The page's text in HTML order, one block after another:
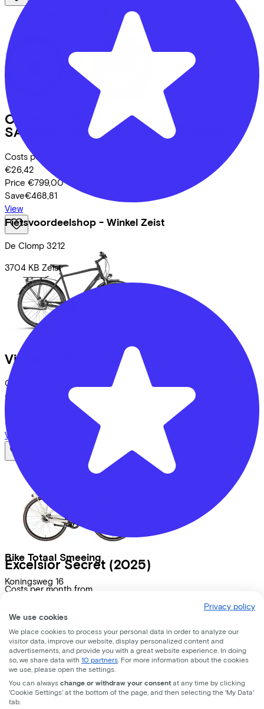
Fietsvoordeelshop - Winkel Zeist
De Clomp 3212
3704 KB Zeist
Bike Totaal Smeeing
Koningsweg 16
Cube
KATHMANDU ONE
SAGEBRUSHGREEN/GREEN
Costs per month from
€26,42
Price €799,00
Save€468,81
View
Victoria TREQANA 7 (2026)
Costs per month from
€26,42
Price
Save
View
Excelsior Secret (2025)
Costs per month from
Price €749,95
Save €464,78
View
Lease a Bike
About us
Our team
Privacy policy
We use cookies
We place cookies to process your personal data in order to analyze our
visitor data, improve our website, display personalized content and
advertisements, and provide you with a great website experience. In doing
so, we share data with 10 partners . For more information about the cookies
we use, please open the settings.
You can always change or withdraw your consent at any time by clicking
'Cookie Settings' at the bottom of the page, and then selecting the 'My Data'
tab.